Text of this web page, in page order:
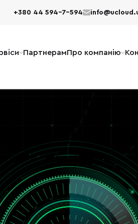
+380 44 594-7-594
ПартнерамПро компанію